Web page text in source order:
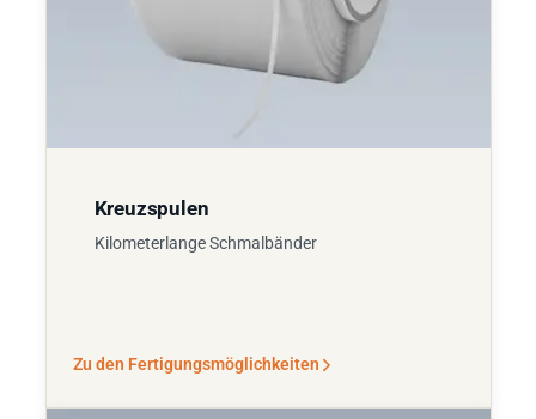
Kreuzspulen
Kilometerlange Schmalbänder
Zu den Fertigungsmöglichkeiten